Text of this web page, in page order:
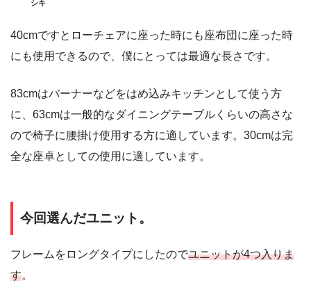
シキ
40cmですとローチェアに座った時にも座布団に座った時
にも使用できるので、僕にとっては最適な長さです。
83cmはバーナーなどをはめ込みキッチンとして使う方
に、63cmは一般的なダイニングテーブルくらいの高さな
ので椅子に腰掛け使用する方に適しています。30cmは完
全な座卓としての使用に適しています。
今回選んだユニット。
フレームをロングタイプにしたのでユニットが4つ入りま
す。